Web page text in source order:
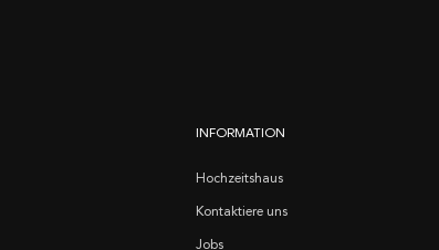
INFORMATION
Hochzeitshaus
Kontaktiere uns
Jobs